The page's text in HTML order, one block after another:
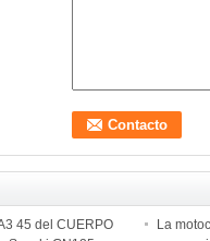
45 del CUERPO
La